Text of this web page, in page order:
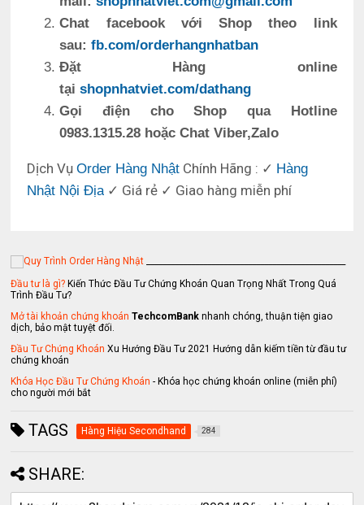
Chat facebook với Shop theo link
sau:fb.com/orderhangnhatban
Đặt Hàng online
tạishopnhatviet.com/dathang
Gọi điện cho Shop qua Hotline
0983.1315.28 hoặc Chat Viber,Zalo
Dịch VụOrder Hàng Nhật Chính Hãng : ✓ Hàng
Nhật Nội Địa ✓ Giá rẻ ✓ Giao hàng miễn phí
Đầu tư là gì? Kiến Thức Đầu Tư Chứng Khoán Quan Trọng Nhất Trong Quá
Trình Đầu Tư?
Mở tài khoản chứng khoán TechcomBanknhanh chóng, thuận tiện giao
dịch, bảo mật tuyệt đối.
Đầu Tư Chứng Khoán Xu Hướng Đầu Tư 2021 Hướng dẫn kiếm tiền từ đầu tư
chứng khoán
Khóa Học Đầu Tư Chứng Khoán - Khóa học chứng khoán online (miễn phí)
cho người mới bắt
TAGS Hàng Hiệu Secondhand 284
SHARE: